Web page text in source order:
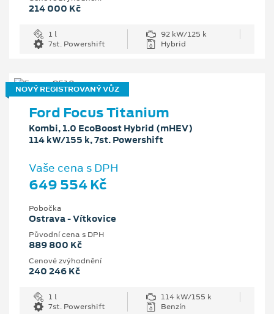
214 000 Kč
1 l
92 kW/125 k
7st. Powershift
Hybrid
NOVÝ REGISTROVANÝ VŮZ
Ford Focus Titanium
Kombi, 1.0 EcoBoost Hybrid (mHEV)
114 kW/155 k, 7st. Powershift
Vaše cena s DPH
649 554 Kč
Pobočka
Ostrava - Vítkovice
Původní cena s DPH
889 800 Kč
Cenové zvýhodnění
240 246 Kč
1 l
114 kW/155 k
7st. Powershift
Benzín